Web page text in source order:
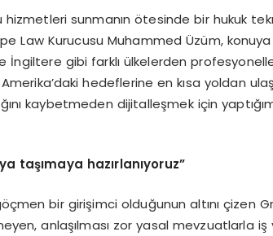
hizmetleri sunmanın ötesinde bir hukuk
Law Kurucusu Muhammed Üzüm,
İngiltere gibi farklı ülkelerden
hedeflerine en kısa yoldan
kaybetmeden dijitalleşmek için
taşımaya hazırlanıyoruz”
bir girişimci olduğunun altını çizen
anlaşılması zor yasal mevzuatlarla iş